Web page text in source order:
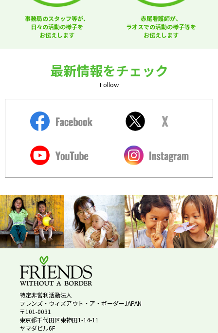
事務局のスタッフ等が、
日々の活動の様子を
お伝えします
赤尾看護師が、
ラオスでの活動の様子等を
お伝えします
最新情報をチェック
Follow
特定非営利活動法人
フレンズ・ウィズアウト・ア・ボーダーJAPAN
〒101-0031
東京都千代田区東神田1-14-11
ヤマダビル6F